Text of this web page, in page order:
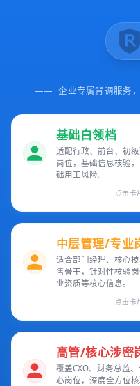
—— 企业专属背调服务
基础白领档
适配行政、前台、初
岗位，基础信息核验
础用工风险。
点击卡
中层管理/专业
适合部门经理、核心
售骨干，针对性核验
业资质等核心信息。
点击卡
高管/核心涉密
覆盖CXO、财务总监
心岗位，深度全方位